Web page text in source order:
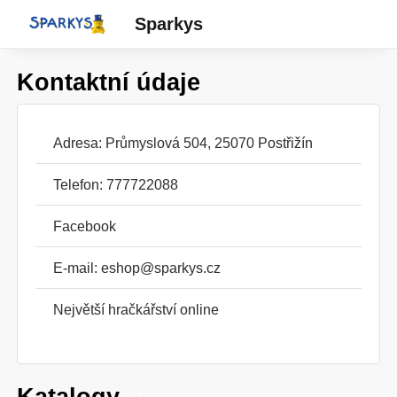
Sparkys
Kontaktní údaje
Adresa: Průmyslová 504, 25070 Postřižín
Telefon: 777722088
Facebook
E-mail: eshop@sparkys.cz
Největší hračkářství online